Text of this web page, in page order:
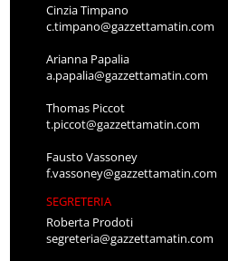
Cinzia Timpano
c.timpano@gazzettamatin.com
Arianna Papalia
a.papalia@gazzettamatin.com
Thomas Piccot
t.piccot@gazzettamatin.com
Fausto Vassoney
f.vassoney@gazzettamatin.com
SEGRETERIA
Roberta Prodoti
segreteria@gazzettamatin.com